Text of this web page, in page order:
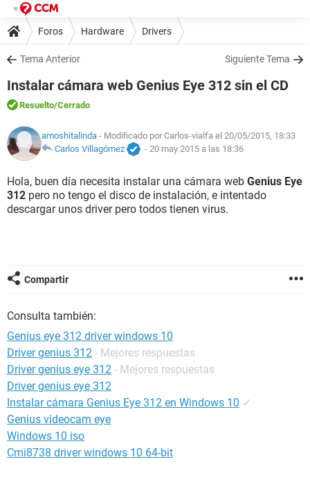
Foros Hardware Drivers
Tema Anterior Siguiente Tema
Instalar cámara web Genius Eye 312 sin el CD
Resuelto/Cerrado
amoshitalinda - Modificado por Carlos-vialfa el 20/05/2015, 18:33
Carlos Villagómez
- 20 may 2015 a las 18:36
Hola, buen día necesita instalar una cámara web Genius Eye
312 pero no tengo el disco de instalación, e intentado
descargar unos driver pero todos tienen virus.
Compartir
Consulta también:
Genius eye 312 driver windows 10
Driver genius 312 - Mejores respuestas
Driver genius eye 312 - Mejores respuestas
Driver genius eye 312
Instalar cámara Genius Eye 312 en Windows 10 ✓
Genius videocam eye
Windows 10 iso
Cmi8738 driver windows 10 64-bit